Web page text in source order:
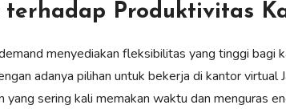
terhadap Produktivitas
menyediakan fleksibilitas yang tinggi bagi
adanya pilihan untuk bekerja di kantor virtual
yang sering kali memakan waktu dan menguras